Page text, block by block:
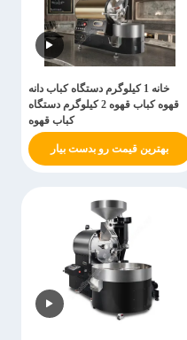
خانه 1 کیلوگرم دستگاه کباب دانه
قهوه کباب قهوه 2 کیلوگرم دستگاه
کباب قهوه
بهترین قیمت رو بدست بیار